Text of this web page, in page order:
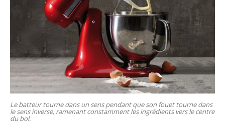
Le batteur tourne dans un sens pendant que son fouet tourne dans
le sens inverse, ramenant constamment les ingrédients vers le centre
du bol.